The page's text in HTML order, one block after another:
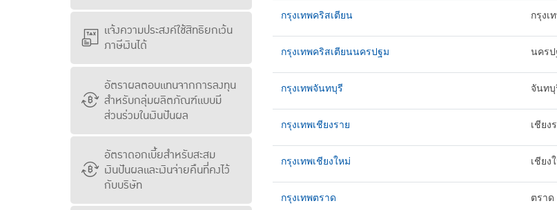
แจ้งความประสงค์ใช้สิทธิยกเว้น
ภาษีเงินได้
อัตราผลตอบแทนจากการลงทุน
สำหรับกลุ่มผลิตภัณฑ์แบบมี
ส่วนร่วมในเงินปันผล
อัตราดอกเบี้ยสำหรับสะสม
เงินปันผลและเงินจ่ายคืนที่คงไว้
กับบริษัท
กรุงเทพคริสเตียน กรุงเ
กรุงเทพคริสเตียนนครปฐม นครป
กรุงเทพจันทบุรี จันทบุ
กรุงเทพเชียงราย เชียง
กรุงเทพเชียงใหม่ เชียง
กรุงเทพตราด ตราด